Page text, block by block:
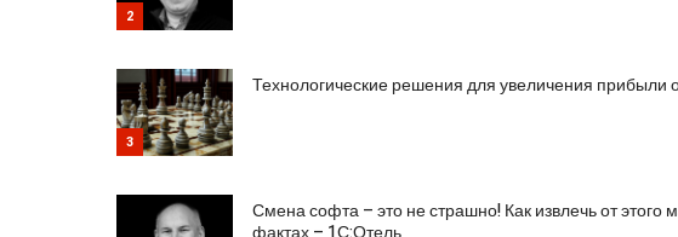
2
3
Технологические решения для увеличения прибыли
Смена софта – это не страшно! Как извлечь от